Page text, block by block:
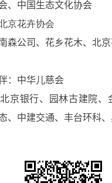
、中国生态文化协会
北京花卉协会
森公司、花乡花木、北
： 中华儿慈会
北京银行、园林古建院、
、中建交通、丰台环科